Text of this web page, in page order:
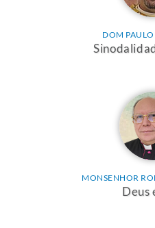
DOM
MONSENHOR
Deus